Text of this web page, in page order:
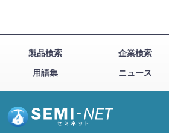
製品検索 企業検索
用語集
ニュース